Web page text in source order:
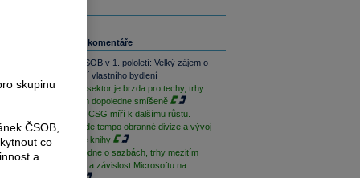
Související komentáře
Skupina ČSOB v 1. pololetí: Velký zájem o
financování vlastního bydlení
Paměťový sektor je brzda pro techy, trhy
jsou na tom dopoledne smíšeně
PREVIEW: CSG míří k dalšímu růstu.
Klíčové bude tempo obranné divize a vývoj
zakázkové knihy
ČNB rozhodne o sazbách, trhy mezitím
sledují Írán a závislost Microsoftu na
skupinu
ČSOB,
co
a